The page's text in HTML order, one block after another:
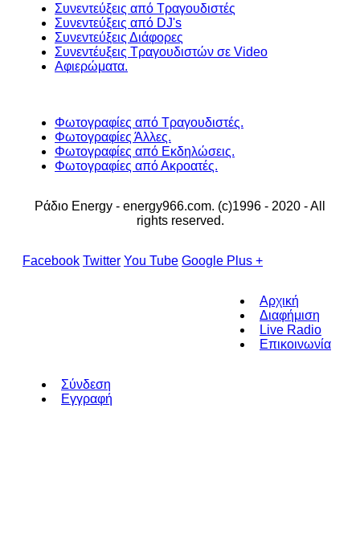
Συνεντεύξεις από Τραγουδιστές
Συνεντεύξεις από DJ's
Συνεντεύξεις Διάφορες
Συνεντέυξεις Τραγουδιστών σε Video
Αφιερώματα.
Φωτογραφίες από Τραγουδιστές.
Φωτογραφίες Άλλες.
Φωτογραφίες από Εκδηλώσεις.
Φωτογραφίες από Ακροατές.
Ράδιο Energy - energy966.com. (c)1996 - 2020 - All
rights reserved.
Facebook Twitter You Tube Google Plus +
Αρχική
Διαφήμιση
Live Radio
Επικοινωνία
Σύνδεση
Εγγραφή